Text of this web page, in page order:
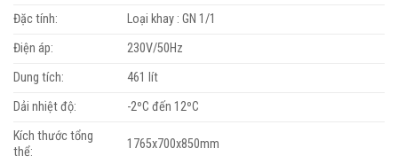
Đặc tính:
Loại khay : GN 1/1
Điện áp:
230V/50Hz
Dung tích:
461 lít
Dải nhiệt độ:
-2ºC đến 12ºC
Kích thước tổng
thể:
1765x700x850mm